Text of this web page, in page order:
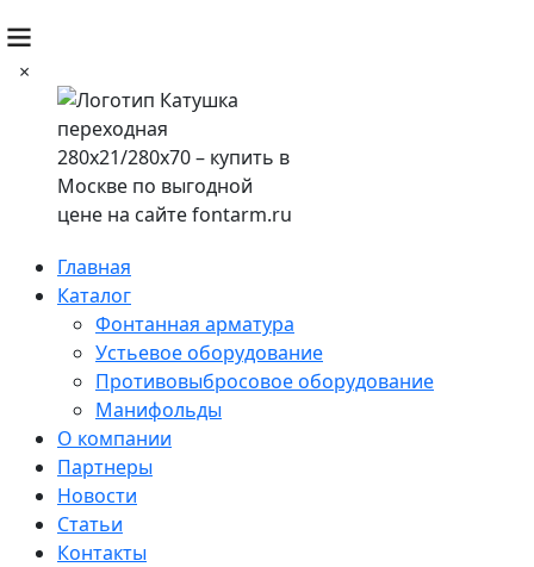
×
Главная
Каталог
Фонтанная арматура
Устьевое оборудование
Противовыбросовое оборудование
Манифольды
О компании
Партнеры
Новости
Статьи
Контакты